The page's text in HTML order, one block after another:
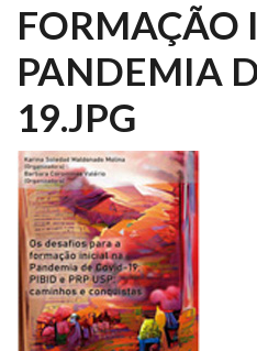
FORMAÇÃO
PANDEMIA
19.JPG